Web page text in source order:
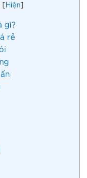
[Hiện]
gì?
rẻ